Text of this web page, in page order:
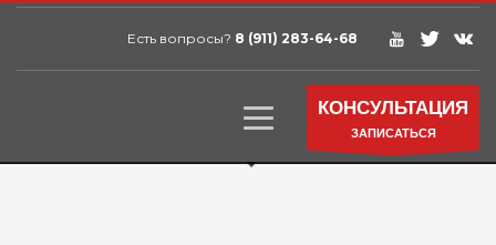
Есть вопросы? 8 (911) 283-64-68
КОНСУЛЬТАЦИЯ
ЗАПИСАТЬСЯ